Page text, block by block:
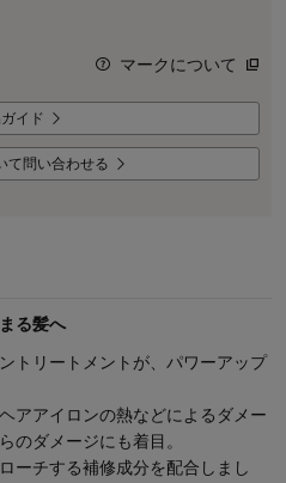
マークについて
イド
て問い合わせる
る髪へ
トリートメントが、パワーアップ
アアイロンの熱などによるダメー
のダメージにも着目。
ーチする補修成分を配合しまし